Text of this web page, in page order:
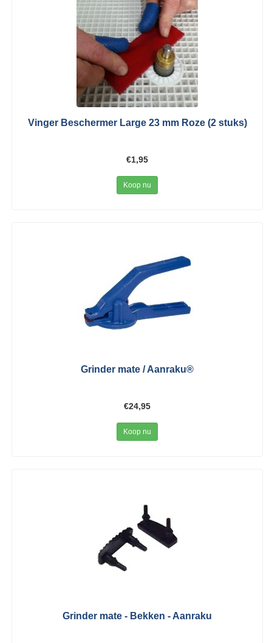
Vinger Beschermer Large 23 mm Roze (2 stuks)
€1,95
Koop nu
Grinder mate / Aanraku®
€24,95
Koop nu
Grinder mate - Bekken - Aanraku